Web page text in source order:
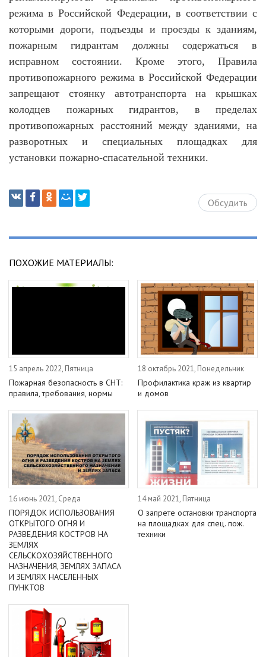
режима в Российской Федерации, в соответствии с
которыми дороги, подъезды и проезды к зданиям,
пожарным гидрантам должны содержаться в
исправном состоянии. Кроме этого, Правила
противопожарного режима в Российской Федерации
запрещают стоянку автотранспорта на крышках
колодцев пожарных гидрантов, в пределах
противопожарных расстояний между зданиями, на
разворотных и специальных площадках для
установки пожарно-спасательной техники.
Обсудить
ПОХОЖИЕ МАТЕРИАЛЫ:
15 апрель 2022, Пятница
Пожарная безопасность в СНТ:
правила, требования, нормы
18 октябрь 2021, Понедельник
Профилактика краж из квартир
и домов
16 июнь 2021, Среда
ПОРЯДОК ИСПОЛЬЗОВАНИЯ
ОТКРЫТОГО ОГНЯ И
РАЗВЕДЕНИЯ КОСТРОВ НА
ЗЕМЛЯХ
СЕЛЬСКОХОЗЯЙСТВЕННОГО
НАЗНАЧЕНИЯ, ЗЕМЛЯХ ЗАПАСА
И ЗЕМЛЯХ НАСЕЛЕННЫХ
ПУНКТОВ
14 май 2021, Пятница
О запрете остановки транспорта
на площадках для спец. пож.
техники